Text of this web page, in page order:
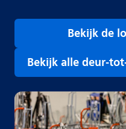
Bekijk de
Bekijk alle deur-